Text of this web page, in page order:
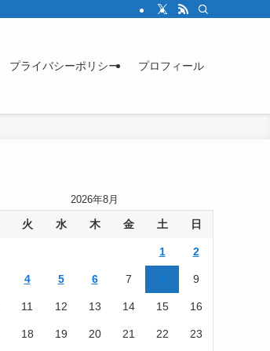
プライバシーポリシー プロフィール
2026年8月
火 水 木 金 土 日
1 2
4 5 6 7 9
11 12 13 14 15 16
18 19 20 21 22 23